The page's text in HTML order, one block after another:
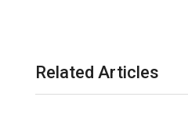
Related Articles